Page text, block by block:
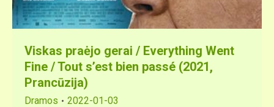
Viskas praėjo gerai / Everything Went
Fine / Tout s’est bien passé (2021,
Prancūzija)
Dramos 2022-01-03